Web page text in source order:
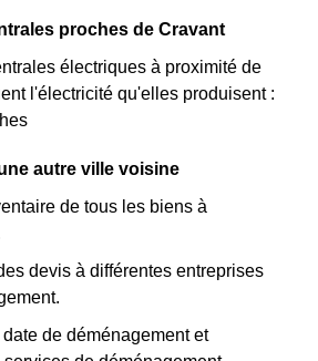
proches de Cravant
électriques à proximité de
l'électricité qu'elles produisent :
autre ville voisine
de tous les biens à
devis à différentes entreprises
de déménagement et